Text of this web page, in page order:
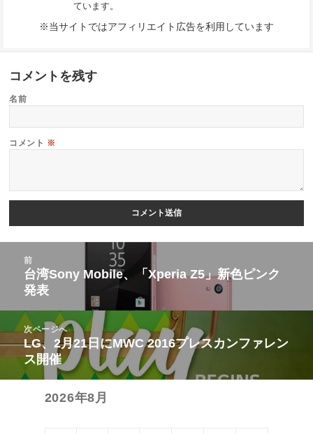
ています。
※当サイトではアフィリエイト広告を利用しています
コメントを残す
名前
コメント ※
ビ
ゲ
ー
前
前
の
投
稿:
台湾Sony Mobile、「Xperia Z5」新色ピンク
発表
次ページへ
次
の
投
LG、2月21日にMWC 2016プレスカンファレン
ス開催
2026年8月